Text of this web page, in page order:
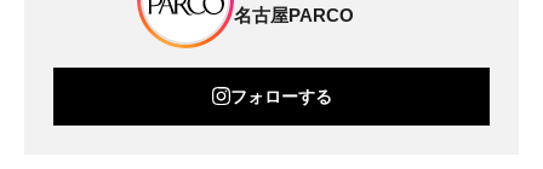
名古屋PARCO
フォローする